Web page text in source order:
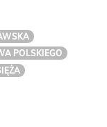
POLSKIEGO